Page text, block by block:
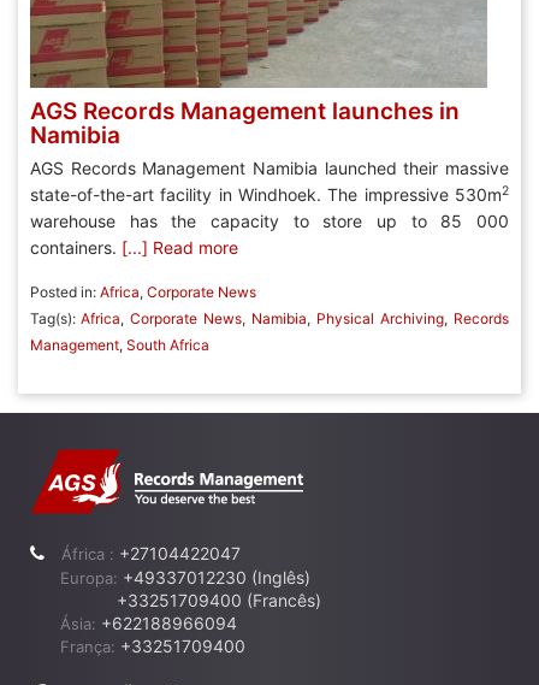
AGS Records Management launches in
Namibia
AGS Records Management Namibia launched their massive
state-of-the-art facility in Windhoek. The impressive 530m2
warehouse has the capacity to store up to 85 000
containers. [...] Read more
Posted in: Africa, Corporate News
Tag(s): Africa, Corporate News, Namibia, Physical Archiving, Records
Management, South Africa
África : +27104422047
Europa: +49337012230 (Inglês)
+33251709400 (Francês)
Ásia: +622188966094
França: +33251709400